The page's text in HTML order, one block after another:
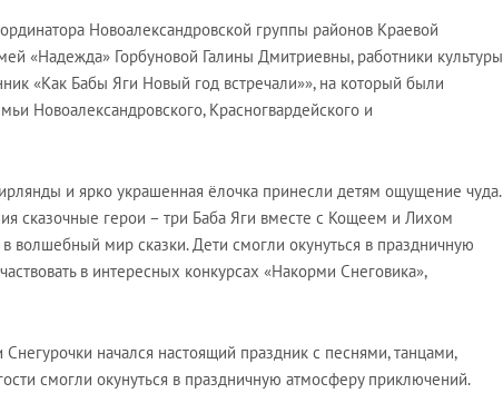
Новоалександровской группы районов Краевой
«Надежда» Горбуновой Галины Дмитриевны, работники культуры
«Как Бабы Яги Новый год встречали»», на который были
Новоалександровского, Красногвардейского и
и ярко украшенная ёлочка принесли детям ощущение чуда.
сказочные герои – три Баба Яги вместе с Кощеем и Лихом
волшебный мир сказки. Дети смогли окунуться в праздничную
в интересных конкурсах «Накорми Снеговика»,
начался настоящий праздник с песнями, танцами,
смогли окунуться в праздничную атмосферу приключений.